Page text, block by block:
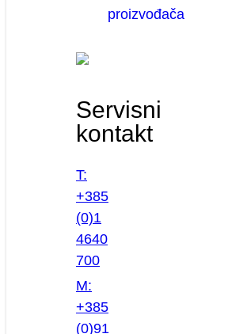
proizvođača
Servisni
kontakt
T:
+385
(0)1
4640
700
M:
+385
(0)91